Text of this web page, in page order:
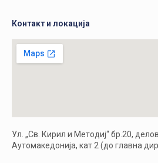
Контакт и локација
Ул. „Св. Кирил и Методиј“ бр.20,
Аутомакедонија, кат 2 (до главна